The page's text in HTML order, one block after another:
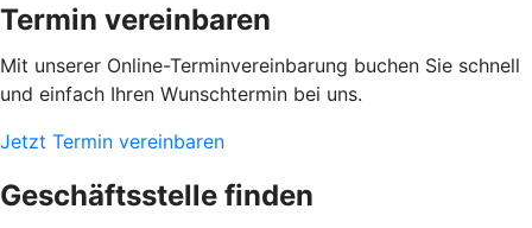
Termin vereinbaren
Mit unserer Online-Terminvereinbarung buchen Sie schnell
und einfach Ihren Wunschtermin bei uns.
Jetzt Termin vereinbaren
Geschäftsstelle finden